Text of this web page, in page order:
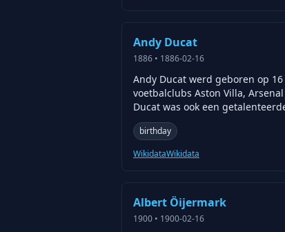
Andy Ducat
1886 • 1886-02-16
Andy Ducat werd geboren op
voetbalclubs Aston Villa,
Ducat was ook een
birthday
WikidataWikidata
Albert Öijermark
1900 • 1900-02-16